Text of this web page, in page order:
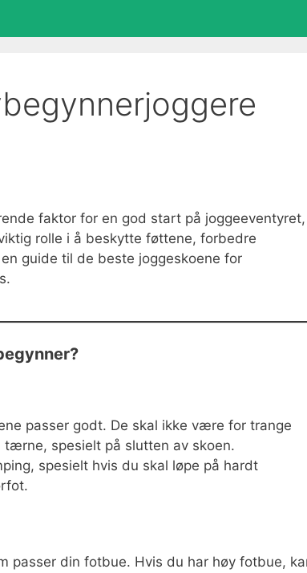
faktor for en god start på joggeeventyret,
rolle i å beskytte føttene, forbedre
guide til de beste joggeskoene for
passer godt. De skal ikke være for trange
spesielt på slutten av skoen.
spesielt hvis du skal løpe på hardt
passer din fotbue. Hvis du har høy fotbue,